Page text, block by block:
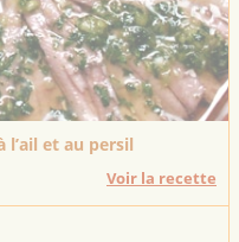
l’ail et au persil
Voir la recette